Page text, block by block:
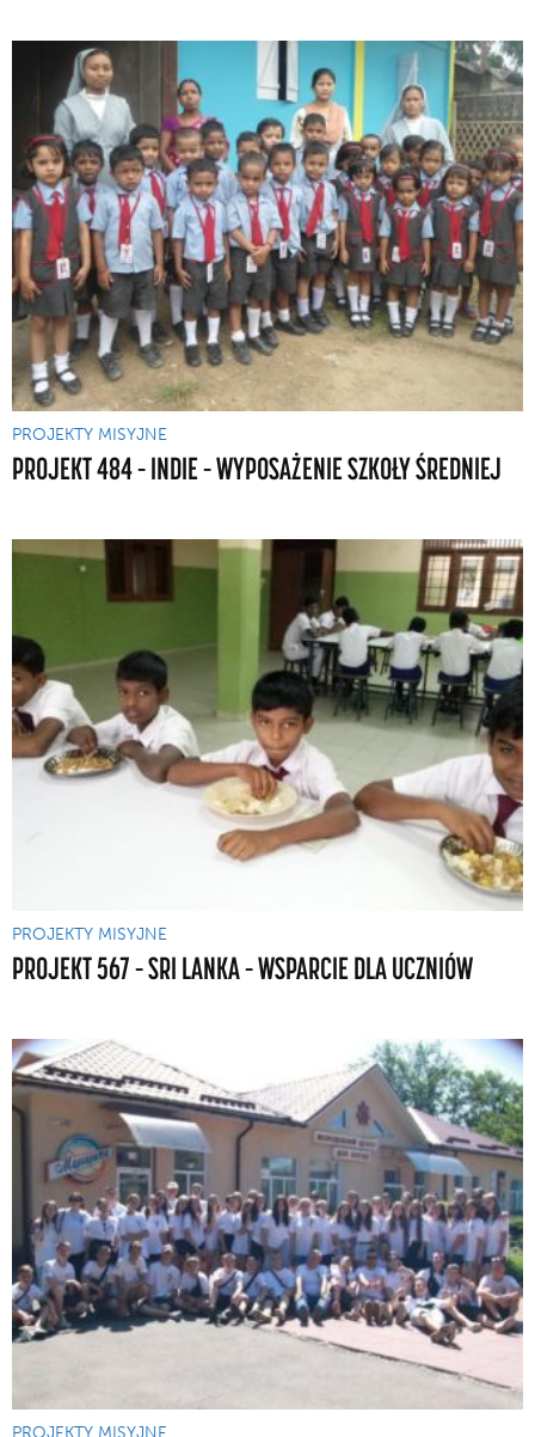
PROJEKTY MISYJNE
PROJEKT 484 – INDIE – WYPOSAŻENIE SZKOŁY ŚREDNIEJ
PROJEKTY MISYJNE
PROJEKT 567 – SRI LANKA – WSPARCIE DLA UCZNIÓW